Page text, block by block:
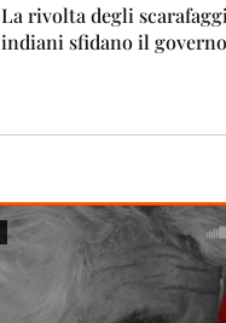
La rivolta degli
indiani sfidano il